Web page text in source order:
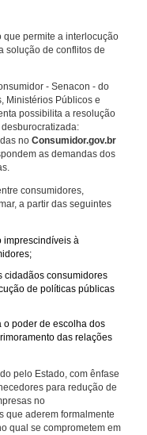
que permite a interlocução
solução de conflitos de
- Senacon - do
Ministérios Públicos e
possibilita a resolução
no Consumidor.gov.br
as demandas dos
consumidores,
a partir das seguintes
imprescindíveis à
cidadãos consumidores
de políticas públicas
o poder de escolha dos
das relações
pelo Estado, com ênfase
para redução de
no
que aderem formalmente
qual se comprometem em